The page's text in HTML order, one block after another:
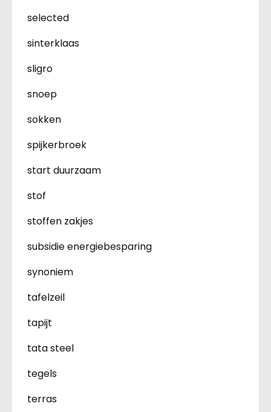
selected
sinterklaas
sligro
snoep
sokken
spijkerbroek
start duurzaam
stof
stoffen zakjes
subsidie energiebesparing
synoniem
tafelzeil
tapijt
tata steel
tegels
terras